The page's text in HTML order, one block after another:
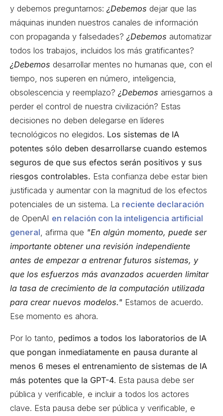
y debemos preguntarnos: ¿Debemos dejar que las
máquinas inunden nuestros canales de información
con propaganda y falsedades? ¿Debemos automatizar
todos los trabajos, incluidos los más gratificantes?
¿Debemos desarrollar mentes no humanas que, con el
tiempo, nos superen en número, inteligencia,
obsolescencia y reemplazo? ¿Debemos arriesgarnos a
perder el control de nuestra civilización? Estas
decisiones no deben delegarse en líderes
tecnológicos no elegidos. Los sistemas de IA
potentes sólo deben desarrollarse cuando estemos
seguros de que sus efectos serán positivos y sus
riesgos controlables. Esta confianza debe estar bien
justificada y aumentar con la magnitud de los efectos
potenciales de un sistema. La reciente declaración
de OpenAI en relación con la inteligencia artificial
general , afirma que "En algún momento, puede ser
importante obtener una revisión independiente
antes de empezar a entrenar futuros sistemas, y
que los esfuerzos más avanzados acuerden limitar
la tasa de crecimiento de la computación utilizada
para crear nuevos modelos." Estamos de acuerdo.
Ese momento es ahora.
Por lo tanto, pedimos a todos los laboratorios de IA
que pongan inmediatamente en pausa durante al
menos 6 meses el entrenamiento de sistemas de IA
más potentes que la GPT-4. Esta pausa debe ser
pública y verificable, e incluir a todos los actores
clave. Esta pausa debe ser pública y verificable, e